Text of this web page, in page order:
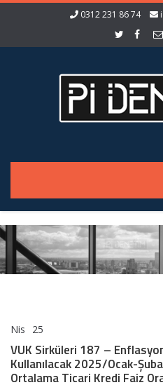
0312 231 86 74
Nis 25
187
–
Enflasyon
VUK Sirküleri 187 –
Kullanılacak 2025/Ocak-
Ortalama Ticari Kredi Faiz